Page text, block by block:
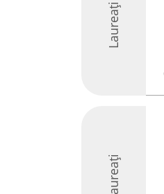
Laureați
Laureați